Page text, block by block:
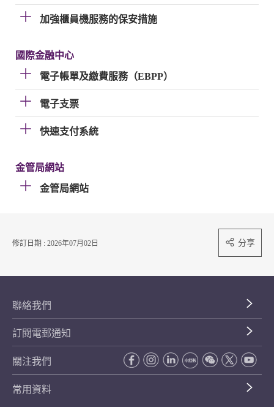
加強櫃員機服務的保安措施
國際金融中心
電子帳單及繳費服務（EBPP）
電子支票
快速支付系統
金管局網站
金管局網站
修訂日期 : 2026年07月02日 分享
聯絡我們
訂閱電郵通知
關注我們
常用資料